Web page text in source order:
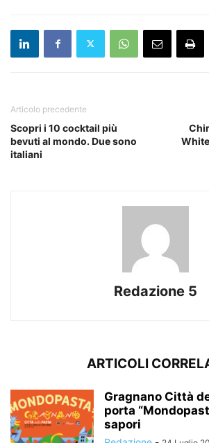
Articolo precedente
Scopri i 10 cocktail più
bevuti al mondo. Due sono
italiani
Redazione 5
ARTICOLI
Gragnano Città
porta
sapori